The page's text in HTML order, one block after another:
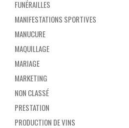
FUNÉRAILLES
MANIFESTATIONS SPORTIVES
MANUCURE
MAQUILLAGE
MARIAGE
MARKETING
NON CLASSÉ
PRESTATION
PRODUCTION DE VINS